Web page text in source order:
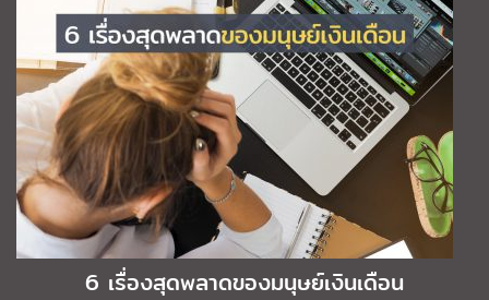
6 เรื่องสุดพลาดของมนุษย์เงินเดือน